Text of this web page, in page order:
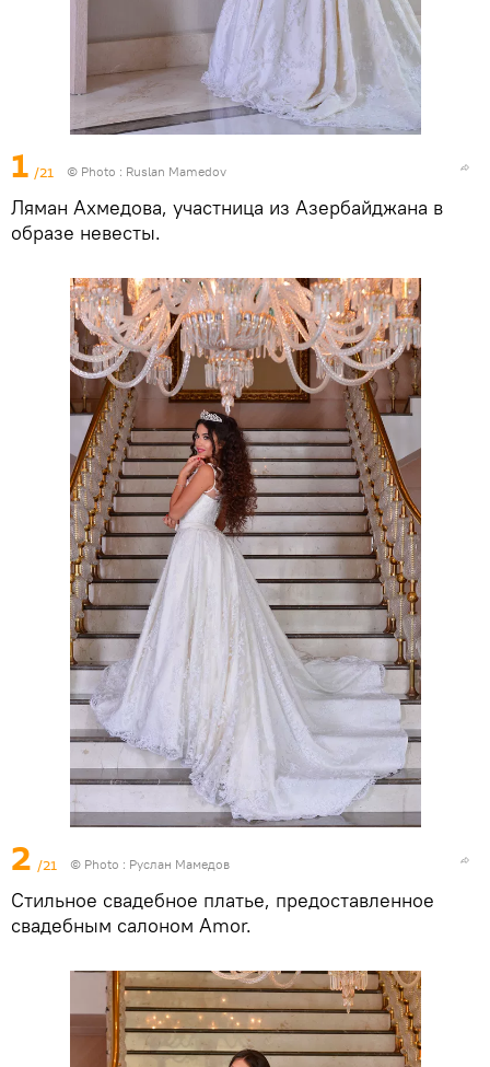
1 /21 © Photo : Ruslan Mamedov
Ляман Ахмедова, участница из Азербайджана в
образе невесты.
2 /21 © Photo : Руслан Мамедов
Стильное свадебное платье, предоставленное
свадебным салоном Amor.